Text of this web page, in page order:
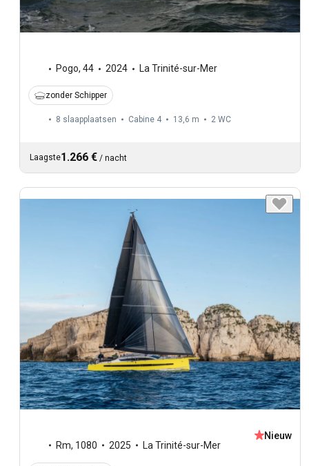
Pogo, 44 2024 La Trinité-sur-Mer
zonder Schipper
8 slaapplaatsen Cabine 4 13,6 m 2 WC
Laagste1.266 € / nacht
Rm, 1080 2025 La Trinité-sur-Mer
Nieuw